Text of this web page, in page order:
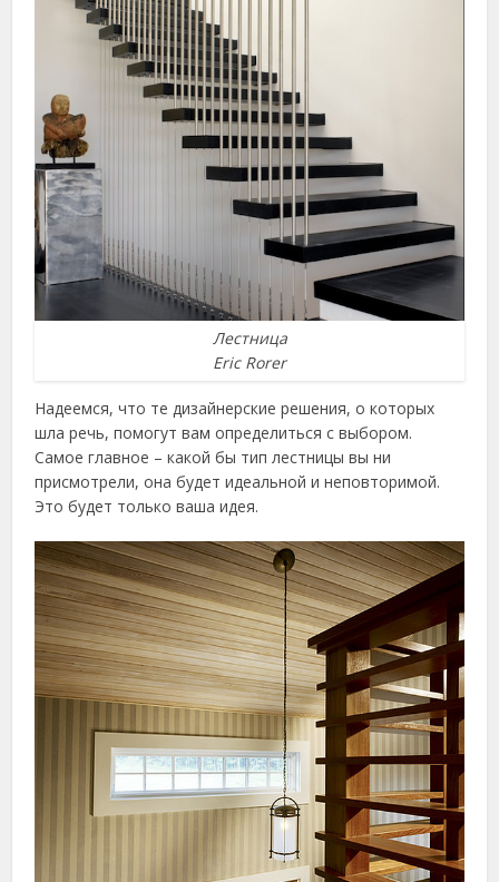
Лестница
Eric Rorer
Надеемся, что те дизайнерские решения, о которых
шла речь, помогут вам определиться с выбором.
Самое главное – какой бы тип лестницы вы ни
присмотрели, она будет идеальной и неповторимой.
Это будет только ваша идея.